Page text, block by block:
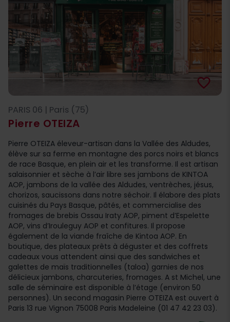
Pierre OTEIZA
favorite_border
PARIS 06 | Paris (75)
Pierre OTEIZA éleveur-artisan dans la Vallée des Aldudes,
élève sur sa ferme en montagne des porcs noirs et blancs
de race Basque, en plein air et les transforme. Il est artisan
salaisonnier et sèche à l’air libre ses jambons de KINTOA
AOP, jambons de la vallée des Aldudes, ventrèches, jésus,
chorizos, saucissons dans notre séchoir. Il élabore des plats
cuisinés du Pays Basque, pâtés, et commercialise des
fromages de brebis Ossau Iraty AOP, piment d’Espelette
AOP, vins d’Irouleguy AOP et confitures. Il propose
également de la viande fraîche de Kintoa AOP. En
boutique, des plateaux prêts à déguster et des coffrets
cadeaux vous attendent ainsi que des sandwiches et
galettes de maïs traditionnelles (taloa) garnies de nos
délicieux jambons, charcuteries, fromages. A st Michel, une
salle de séminaire est disponible à l’étage (environ 50
personnes). Un second magasin Pierre OTEIZA est ouvert à
Paris 13 rue Vignon 75008 Paris Madeleine (01 47 42 23 03).